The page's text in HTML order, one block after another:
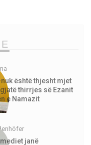
është thjesht mjet
thirrjes së Ezanit
e Namazit
janë